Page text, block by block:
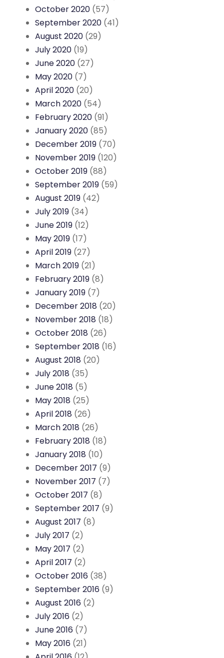
October 2020 (57)
September 2020 (41)
August 2020 (29)
July 2020 (19)
June 2020 (27)
May 2020 (7)
April 2020 (20)
March 2020 (54)
February 2020 (91)
January 2020 (85)
December 2019 (70)
November 2019 (120)
October 2019 (88)
September 2019 (59)
August 2019 (42)
July 2019 (34)
June 2019 (12)
May 2019 (17)
April 2019 (27)
March 2019 (21)
February 2019 (8)
January 2019 (7)
December 2018 (20)
November 2018 (18)
October 2018 (26)
September 2018 (16)
August 2018 (20)
July 2018 (35)
June 2018 (5)
May 2018 (25)
April 2018 (26)
March 2018 (26)
February 2018 (18)
January 2018 (10)
December 2017 (9)
November 2017 (7)
October 2017 (8)
September 2017 (9)
August 2017 (8)
July 2017 (2)
May 2017 (2)
April 2017 (2)
October 2016 (38)
September 2016 (9)
August 2016 (2)
July 2016 (2)
June 2016 (7)
May 2016 (21)